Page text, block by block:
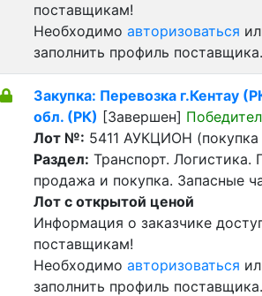
поставщикам!
Необходимо авторизоваться
заполнить профиль поставщика.
Закупка: Перевозка г.Кентау
обл. (РК) [Завершен]
Лот №: 5411 АУКЦИОН (покупка
Раздел: Транспорт. Логистика.
продажа и покупка. Запасные
Лот с открытой ценой
Информация о заказчике
поставщикам!
Необходимо авторизоваться
заполнить профиль поставщика.